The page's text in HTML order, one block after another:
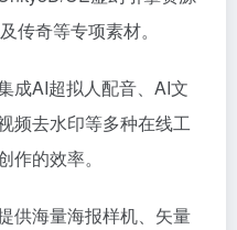
传奇等专项素材。
成AI超拟人配音、AI文
频去水印等多种在线工
的效率。
供海量海报样机、矢量